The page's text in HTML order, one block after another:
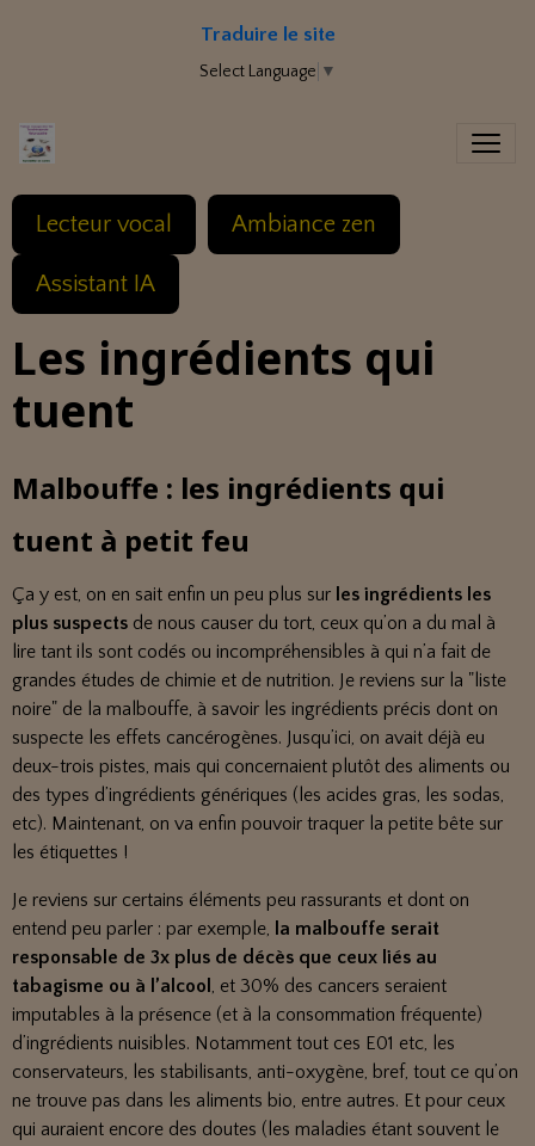
Traduire le site
Select Language ▼
Lecteur vocal Ambiance zen
Assistant IA
Les ingrédients qui
tuent
Malbouffe : les ingrédients qui
tuent à petit feu
Ça y est, on en sait enfin un peu plus sur les ingrédients les
plus suspects de nous causer du tort, ceux qu’on a du mal à
lire tant ils sont codés ou incompréhensibles à qui n’a fait de
grandes études de chimie et de nutrition. Je reviens sur la "liste
noire" de la malbouffe, à savoir les ingrédients précis dont on
suspecte les effets cancérogènes. Jusqu’ici, on avait déjà eu
deux-trois pistes, mais qui concernaient plutôt des aliments ou
des types d’ingrédients génériques (les acides gras, les sodas,
etc). Maintenant, on va enfin pouvoir traquer la petite bête sur
les étiquettes !
Je reviens sur certains éléments peu rassurants et dont on
entend peu parler : par exemple, la malbouffe serait
responsable de 3x plus de décès que ceux liés au
tabagisme ou à l’alcool , et 30% des cancers seraient
imputables à la présence (et à la consommation fréquente)
d’ingrédients nuisibles. Notamment tout ces E01 etc, les
conservateurs, les stabilisants, anti-oxygène, bref, tout ce qu’on
ne trouve pas dans les aliments bio, entre autres. Et pour ceux
qui auraient encore des doutes (les maladies étant souvent le